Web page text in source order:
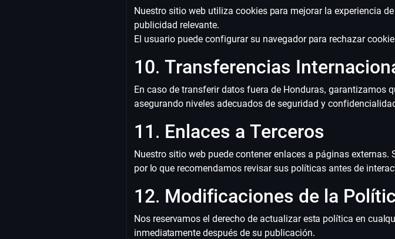
Nuestro sitio web utiliza cookies para mejorar la experiencia
publicidad relevante.
El usuario puede configurar su navegador para rechazar
10. Transferencias
En caso de transferir datos fuera de Honduras, garantizamos
asegurando niveles adecuados de seguridad y
11. Enlaces a Terceros
Nuestro sitio web puede contener enlaces a páginas
por lo que recomendamos revisar sus políticas antes de
12. Modificaciones de la
Nos reservamos el derecho de actualizar esta política en
inmediatamente después de su publicación.